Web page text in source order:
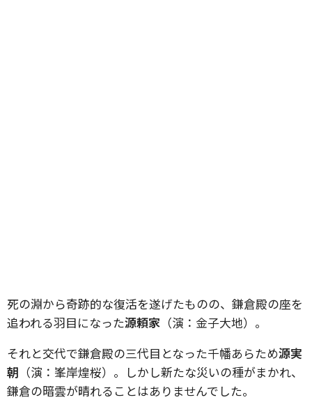
死の淵から奇跡的な復活を遂げたものの、鎌倉殿の座を
追われる羽目になった源頼家 （演：金子大地）。
それと交代で鎌倉殿の三代目となった千幡あらため源実
朝 （演：峯岸煌桜）。しかし新たな災いの種がまかれ、
鎌倉の暗雲が晴れることはありませんでした。